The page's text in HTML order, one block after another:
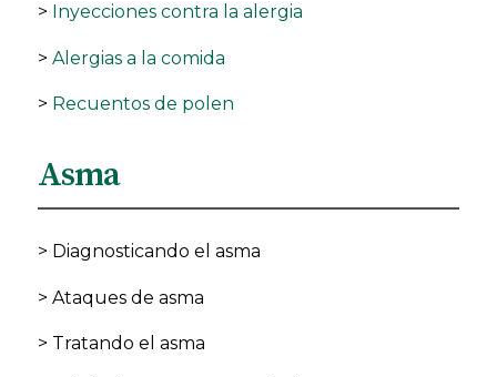
> Inyecciones contra la alergia
> Alergias a la comida
> Recuentos de polen
Asma
> Diagnosticando el asma
> Ataques de asma
> Tratando el asma